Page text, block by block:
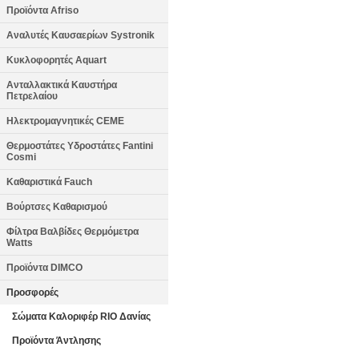
Προϊόντα Afriso
Αναλυτές Καυσαερίων Systronik
Κυκλοφορητές Aquart
Ανταλλακτικά Καυστήρα
Πετρελαίου
Ηλεκτρομαγνητικές CEME
Θερμοστάτες Υδροστάτες Fantini
Cosmi
Καθαριστικά Fauch
Βούρτσες Καθαρισμού
Φίλτρα Βαλβίδες Θερμόμετρα
Watts
Προϊόντα DIMCO
Προσφορές
Σώματα Καλοριφέρ RIO Δανίας
Προϊόντα Άντλησης